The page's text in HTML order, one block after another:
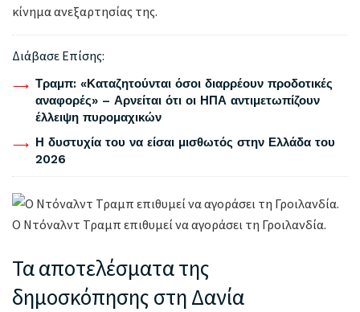
κίνημα ανεξαρτησίας της.
Διάβασε Επίσης:
Τραμπ: «Καταζητούνται όσοι διαρρέουν προδοτικές
αναφορές» – Αρνείται ότι οι ΗΠΑ αντιμετωπίζουν
έλλειψη πυρομαχικών
Η δυστυχία του να είσαι μισθωτός στην Ελλάδα του
2026
Ο Ντόναλντ Τραμπ επιθυμεί να αγοράσει τη Γροιλανδία.
Τα αποτελέσματα της
δημοσκόπησης στη Δανία